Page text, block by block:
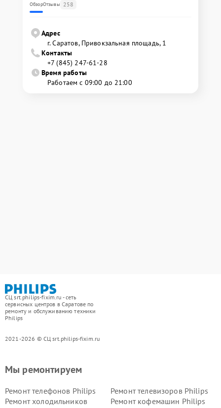
ОбзорОтзывы 258
Адрес
г. Саратов, Привокзальная площадь, 1
Контакты
+7 (845) 247-61-28
Время работы
Работаем с 09:00 до 21:00
СЦ srt.philips-fixim.ru - сеть
сервисных центров в Саратове по
ремонту и обслуживанию техники
Philips
2021-2026 © СЦ srt.philips-fixim.ru
Мы ремонтируем
Ремонт телефонов Philips
Ремонт телевизоров Philips
Ремонт холодильников
Ремонт кофемашин Philips